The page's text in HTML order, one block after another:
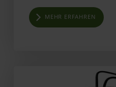
MEHR ERFAHREN